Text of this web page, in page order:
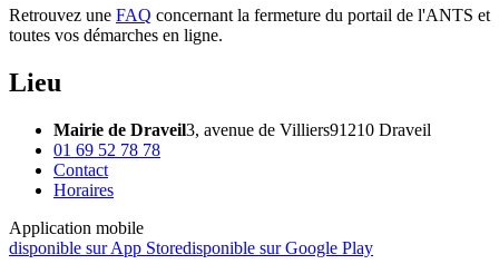
Retrouvez une FAQ concernant la fermeture du portail de l'ANTS et
toutes vos démarches en ligne.
Lieu
Mairie de Draveil3, avenue de Villiers91210 Draveil
01 69 52 78 78
Contact
Horaires
Application mobile
disponible sur App Storedisponible sur Google Play